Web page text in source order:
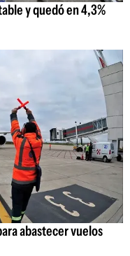
y quedó en 4,3%
abastecer vuelos